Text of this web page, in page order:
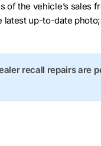
of the vehicle’s sales
latest up-to-date
recall repairs are